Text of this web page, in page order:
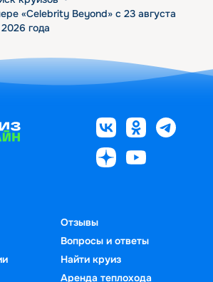
«Celebrity Beyond» с 23 августа
года
Отзывы
Вопросы и ответы
Найти круиз
Аренда теплохода